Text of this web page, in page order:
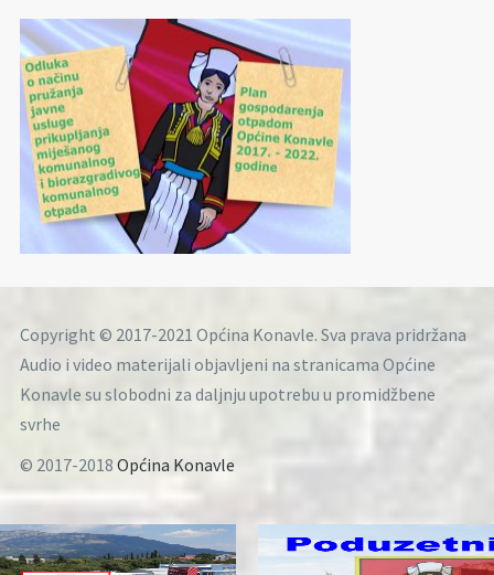
Copyright © 2017-2021 Općina Konavle. Sva prava pridržana
Audio i video materijali objavljeni na stranicama Općine
Konavle su slobodni za daljnju upotrebu u promidžbene
svrhe
© 2017-2018 Općina Konavle